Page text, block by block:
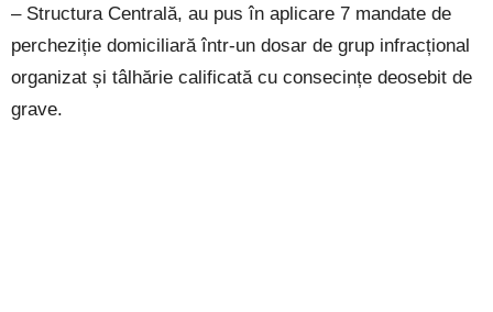
– Structura Centrală, au pus în aplicare 7 mandate de
percheziție domiciliară într-un dosar de grup infracțional
organizat și tâlhărie calificată cu consecințe deosebit de
grave.